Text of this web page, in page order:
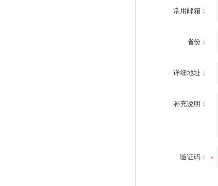
常用邮箱：
省份：
详细地址：
补充说明：
验证码：